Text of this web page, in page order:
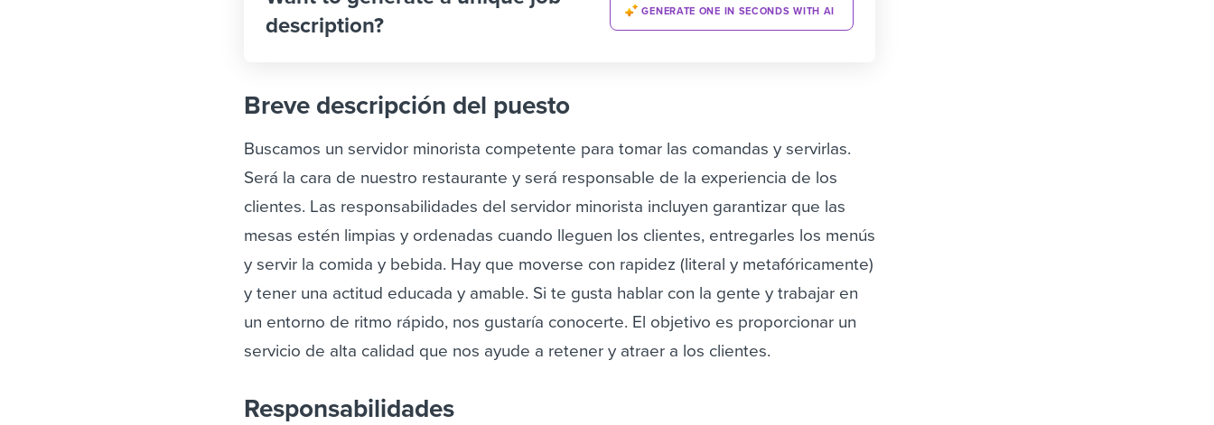
description?
GENERATE ONE IN SECONDS WITH AI
Breve descripción del puesto
Buscamos un servidor minorista competente para tomar las comandas y servirlas.
Será la cara de nuestro restaurante y será responsable de la experiencia de los
clientes. Las responsabilidades del servidor minorista incluyen garantizar que las
mesas estén limpias y ordenadas cuando lleguen los clientes, entregarles los menús
y servir la comida y bebida. Hay que moverse con rapidez (literal y metafóricamente)
y tener una actitud educada y amable. Si te gusta hablar con la gente y trabajar en
un entorno de ritmo rápido, nos gustaría conocerte. El objetivo es proporcionar un
servicio de alta calidad que nos ayude a retener y atraer a los clientes.
Responsabilidades